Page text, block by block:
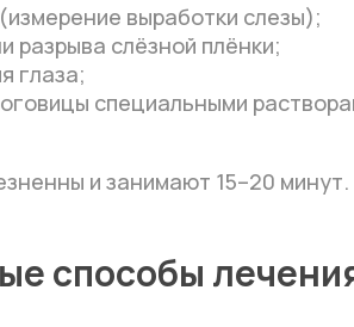
выработки слезы);
разрыва слёзной плёнки;
глаза;
специальными
и занимают 15–20 минут.
способы